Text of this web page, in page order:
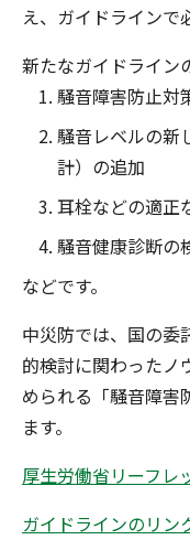
え、ガイドラインで
新たなガイドライン
騒音障害防止対
騒音レベルの新
計）の追加
耳栓などの適正
騒音健康診断の
などです。
中災防では、国の委
的検討に関わったノ
められる「騒音障害
ます。
厚生労働省リーフレ
ガイドラインのリン